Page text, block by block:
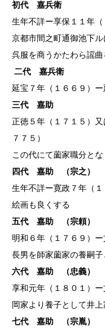
初代 嘉兵衛
生年不詳ー享保１１年
京都市間之町通御池下ル
呉服を商うかたわら謡
二代 嘉兵衛
延宝７年（１６６９）ー
三代 嘉助
正徳５年（１７１５）
７７５）
この代にて薗家職分と
四代 嘉助 （宗之）
生年不詳ー寛政７年（１
絵画も良くする
五代 嘉助 （宗頼）
明和６年（１７６９）ー
長男を師家薗家の養嗣子
六代 嘉助 （忠義）
享和元年（１８０１）ー
岡家より養子として井
七代 嘉助 （宗胤）